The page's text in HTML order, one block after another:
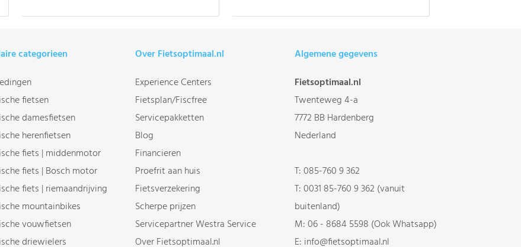
categorieen
fietsen
damesfietsen
herenfietsen
fiets | middenmotor
fiets | Bosch motor
fiets | riemaandrijving
mountainbikes
vouwfietsen
driewielers
Over Fietsoptimaal.nl
Experience Centers
Fietsplan/Fiscfree
Servicepakketten
Blog
Financieren
Proefrit aan huis
Fietsverzekering
Scherpe prijzen
Servicepartner Westra Service
Over Fietsoptimaal.nl
Algemene gegevens
Fietsoptimaal.nl
Twenteweg 4-a
7772 BB Hardenberg
Nederland
T:085-760 9 362
T:0031 85-760 9 362 (vanuit
buitenland)
M:06 - 8684 5598 (Ook Whatsapp)
E: info@fietsoptimaal.nl